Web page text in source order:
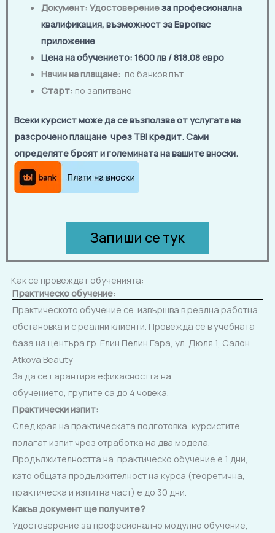
Документ: Удостоверениеза професионална
квалификация, възможност за Европас
приложение
Цена на обучението: 1600лв / 818.08 евро
Начин на плащане: по банков път
Старт: по запитване
Всеки курсист може да се възползва от услугата на
разсрочено плащане чрез TBI кредит. Сами
определяте броят и големината на вашите вноски.
Запиши се тук
Как се провеждат обученията:
Практическо обучение:
Практическото обучение се извършва в реална работна
обстановка и с реални клиенти. Провежда се в учебната
база на центъра гр. Елин Пелин Гара, ул. Дюля 1, Салон
Atkova Beauty
За да се гарантира ефикасността на
обучението, групите са до 4 човека.
Практически изпит:
След края на практическата подготовка, курсистите
полагат изпит чрез отработка на два модела.
Продължителността на практическо обучение е 1 дни,
като общата продължителност на курса (теоретична,
практическа и изпитна част) е до 30 дни.
Какъв документ ще получите?
Удостоверение за професионално модулно обучение,